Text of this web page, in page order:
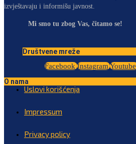
izvještavaju i informišu javnost.
Mi smo tu zbog Vas, čitamo se!
Društvene mreže
Facebook Instagram Youtube
O nama
Uslovi korišćenja
Impressum
Privacy policy